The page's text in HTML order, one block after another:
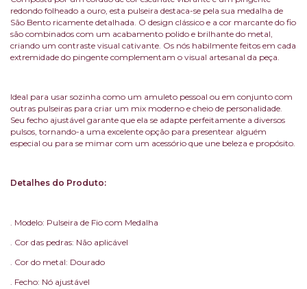
redondo folheado a ouro, esta pulseira destaca-se pela sua medalha de
São Bento ricamente detalhada. O design clássico e a cor marcante do fio
são combinados com um acabamento polido e brilhante do metal,
criando um contraste visual cativante. Os nós habilmente feitos em cada
extremidade do pingente complementam o visual artesanal da peça.
Ideal para usar sozinha como um amuleto pessoal ou em conjunto com
outras pulseiras para criar um mix moderno e cheio de personalidade.
Seu fecho ajustável garante que ela se adapte perfeitamente a diversos
pulsos, tornando-a uma excelente opção para presentear alguém
especial ou para se mimar com um acessório que une beleza e propósito.
Detalhes do Produto:
. Modelo: Pulseira de Fio com Medalha
. Cor das pedras: Não aplicável
. Cor do metal: Dourado
. Fecho: Nó ajustável